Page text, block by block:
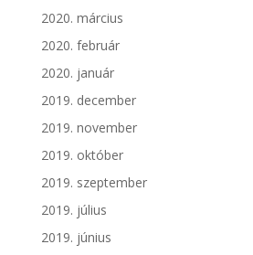
2020. március
2020. február
2020. január
2019. december
2019. november
2019. október
2019. szeptember
2019. július
2019. június